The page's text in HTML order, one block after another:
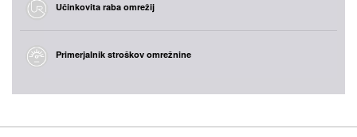
Učinkovita raba omrežij
Primerjalnik stroškov omrežnine